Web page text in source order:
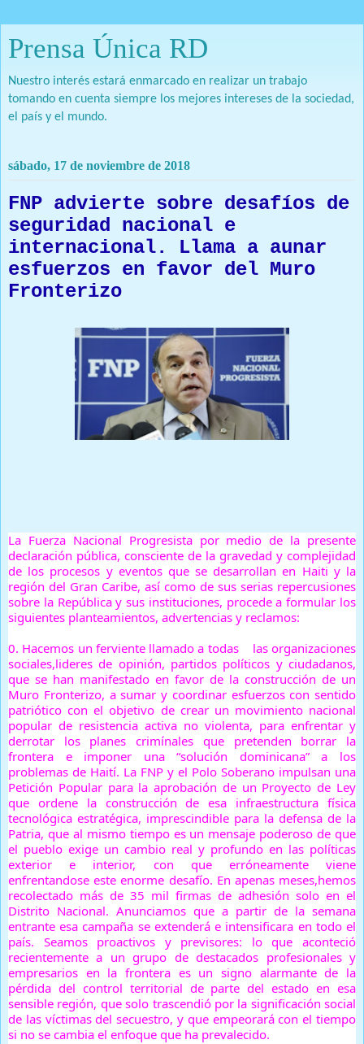
Prensa Única RD
Nuestro interés estará enmarcado en realizar un trabajo
tomando en cuenta siempre los mejores intereses de la sociedad,
el país y el mundo.
sábado, 17 de noviembre de 2018
FNP advierte sobre desafíos de
seguridad nacional e
internacional. Llama a aunar
esfuerzos en favor del Muro
Fronterizo
La Fuerza Nacional Progresista por medio de la presente
declaración pública, consciente de la gravedad y complejidad
de los procesos y eventos que se desarrollan en Haiti y la
región del Gran Caribe, así como de sus serias repercusiones
sobre la República y sus instituciones, procede a formular los
siguientes planteamientos, advertencias y reclamos:
0. Hacemos un ferviente llamado a todas las organizaciones
sociales,lideres de opinión, partidos políticos y ciudadanos,
que se han manifestado en favor de la construcción de un
Muro Fronterizo, a sumar y coordinar esfuerzos con sentido
patriótico con el objetivo de crear un movimiento nacional
popular de resistencia activa no violenta, para enfrentar y
derrotar los planes crimínales que pretenden borrar la
frontera e imponer una “solución dominicana” a los
problemas de Haití. La FNP y el Polo Soberano impulsan una
Petición Popular para la aprobación de un Proyecto de Ley
que ordene la construcción de esa infraestructura física
tecnológica estratégica, imprescindible para la defensa de la
Patria, que al mismo tiempo es un mensaje poderoso de que
el pueblo exige un cambio real y profundo en las políticas
exterior e interior, con que erróneamente viene
enfrentandose este enorme desafío. En apenas meses,hemos
recolectado más de 35 mil firmas de adhesión solo en el
Distrito Nacional. Anunciamos que a partir de la semana
entrante esa campaña se extenderá e intensificara en todo el
país. Seamos proactivos y previsores: lo que aconteció
recientemente a un grupo de destacados profesionales y
empresarios en la frontera es un signo alarmante de la
pérdida del control territorial de parte del estado en esa
sensible región, que solo trascendió por la significación social
de las víctimas del secuestro, y que empeorará con el tiempo
si no se cambia el enfoque que ha prevalecido.